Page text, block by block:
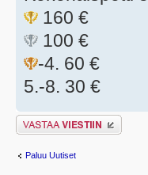
160 €
100 €
-4. 60 €
5.-8. 30 €
Lähetä vastaus
Paluu Uutiset